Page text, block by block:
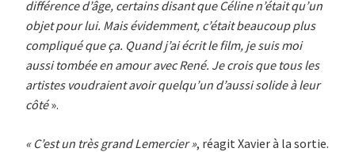
différence d’âge, certains disant que Céline n’était qu’un
objet pour lui. Mais évidemment, c’était beaucoup plus
compliqué que ça. Quand j’ai écrit le film, je suis moi
aussi tombée en amour avec René. Je crois que tous les
artistes voudraient avoir quelqu’un d’aussi solide à leur
côté».
« C’est un très grand Lemercier », réagit Xavier à la sortie.